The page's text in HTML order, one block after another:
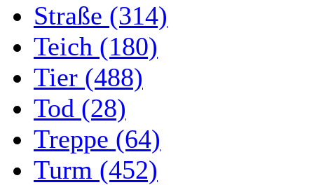
Straße (314)
Teich (180)
Tier (488)
Tod (28)
Treppe (64)
Turm (452)